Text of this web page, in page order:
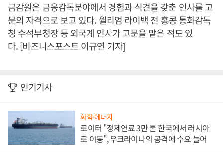
금감원은 금융감독분야에서 경험과 식견을 갖춘 인사를 고
문의 자격으로 보고 있다. 윌리엄 라이백 전 홍콩 통화감독
청 수석부청장 등 외국계 인사가 고문을 맡은 적도 있
다. [비즈니스포스트 이규연 기자]
인기기사
화학·에너지
로이터 "정제연료 3만 톤 한국에서 러시아
로 이동", 우크라이나의 공격에 수요 늘어